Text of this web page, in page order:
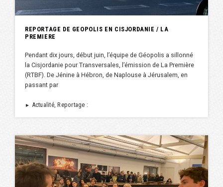
REPORTAGE DE GEOPOLIS EN CISJORDANIE / LA
PREMIERE
Pendant dix jours, début juin, l’équipe de Géopolis a sillonné
la Cisjordanie pour Transversales, l’émission de La Première
(RTBF). De Jénine à Hébron, de Naplouse à Jérusalem, en
passant par
► Actualité, Reportage :